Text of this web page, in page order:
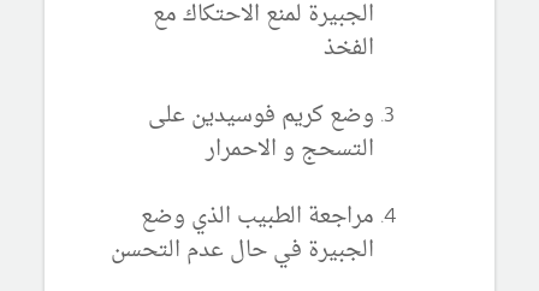
الجبيرة لمنع الاحتكاك مع
الفخذ
وضع كريم فوسيدين على
التسحج و الاحمرار
مراجعة الطبيب الذي وضع
الجبيرة في حال عدم التحسن